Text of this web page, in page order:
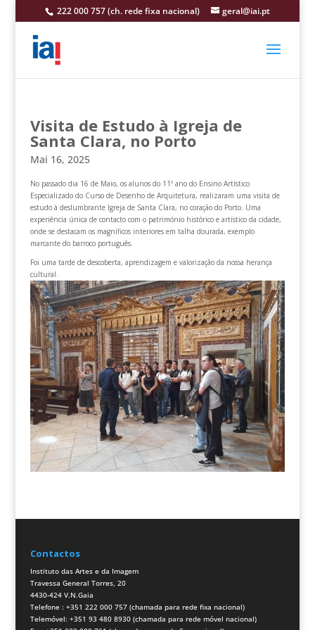
222 000 757 (ch. rede fixa nacional) geral@iai.pt
Visita de Estudo à Igreja de
Santa Clara, no Porto
Mai 16, 2025
No passado dia 16 de Maio, os alunos do 11º ano do Ensino Artístico
Especializado do Curso de Desenho de Arquitetura, realizaram uma visita de
estudo à deslumbrante Igreja de Santa Clara, no coração do Porto. Uma
experiência única de contacto com o património histórico e artístico da cidade,
onde se destacam os magníficos interiores em talha dourada, exemplo
marcante do barroco português.
Foi uma tarde de descoberta, aprendizagem e valorização da nossa herança
cultural.
Contactos
Instituto das Artes e da Imagem
Travessa General Torres, 20
4430-424 V.N.Gaia
Telefone : +351 222 000 757 (chamada para rede fixa nacional)
Telemóvel: +351 93 480 8930 (chamada para rede móvel nacional)